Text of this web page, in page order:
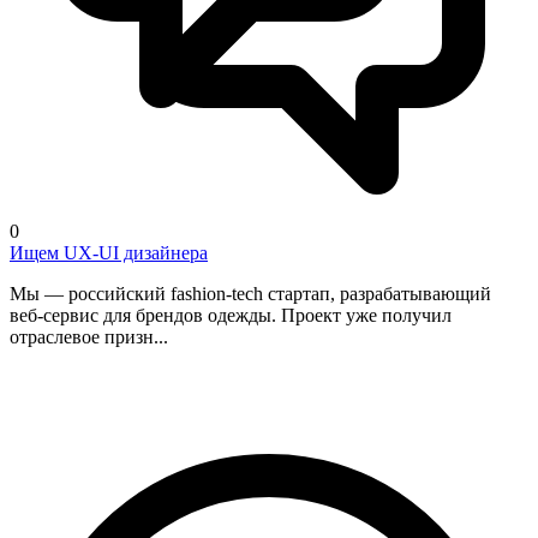
0
Ищем UX-UI дизайнера
Мы — российский fashion-tech стартап, разрабатывающий
веб-сервис для брендов одежды. Проект уже получил
отраслевое призн...